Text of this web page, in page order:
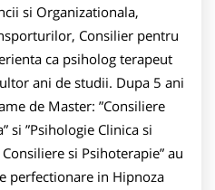
si Organizationala,
Consilier pentru
ca psiholog terapeut
ani de studii. Dupa 5 ani
de Master: ”Consiliere
si ”Psihologie Clinica si
si Psihoterapie” au
perfectionare in Hipnoza